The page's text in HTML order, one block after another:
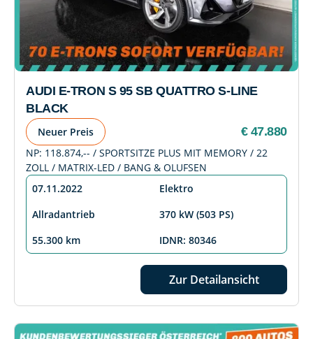
AUDI E-TRON S 95 SB QUATTRO S-LINE
BLACK
Neuer Preis € 47.880
NP: 118.874,-- / SPORTSITZE PLUS MIT MEMORY / 22
ZOLL / MATRIX-LED / BANG & OLUFSEN
07.11.2022
Elektro
Allradantrieb
370 kW (503 PS)
55.300 km
IDNR: 80346
Zur Detailansicht